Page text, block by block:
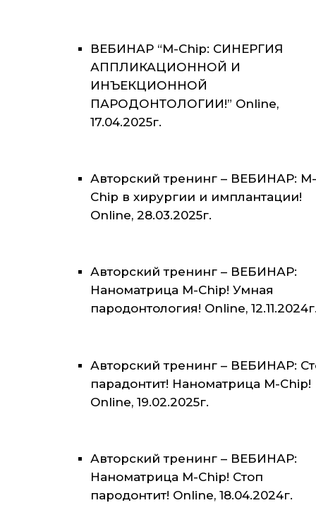
ВЕБИНАР “M-Chip: СИНЕРГИЯ
АППЛИКАЦИОННОЙ И
ИНЪЕКЦИОННОЙ
ПАРОДОНТОЛОГИИ!” Online,
17.04.2025г.
Авторский тренинг – ВЕБИНАР: M-
Chip в хирургии и имплантации!
Online, 28.03.2025г.
Авторский тренинг – ВЕБИНАР:
Наноматрица M-Chip! Умная
пародонтология! Online,
Авторский тренинг – ВЕБИНАР:
парадонтит! Наноматрица M-Chip!
Online, 19.02.2025г.
Авторский тренинг – ВЕБИНАР:
Наноматрица M-Chip! Стоп
пародонтит! Online, 18.04.2024г.